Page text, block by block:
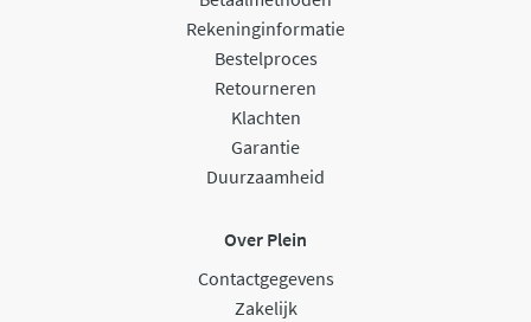
Rekeninginformatie
Bestelproces
Retourneren
Klachten
Garantie
Duurzaamheid
Over Plein
Contactgegevens
Zakelijk